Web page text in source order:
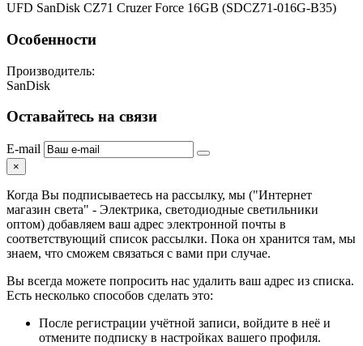
UFD SanDisk CZ71 Cruzer Force 16GB (SDCZ71-016G-B35)
Особенности
Производитель:
SanDisk
Оставайтесь на связи
E-mail
×
Когда Вы подписываетесь на рассылку, мы ("Интернет
магазин света" - Электрика, светодиодные светильники
оптом) добавляем ваш адрес электронной почты в
соответствующий список рассылки. Пока он хранится там, мы
знаем, что сможем связаться с вами при случае.
Вы всегда можете попросить нас удалить ваш адрес из списка.
Есть несколько способов сделать это:
После регистрации учётной записи, войдите в неё и
отмените подписку в настройках вашего профиля.